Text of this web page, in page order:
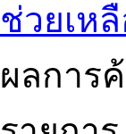
ช่วยเห
ผลการ